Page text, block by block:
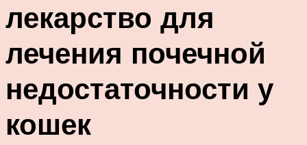
лекарство для
лечения почечной
недостаточности у
кошек